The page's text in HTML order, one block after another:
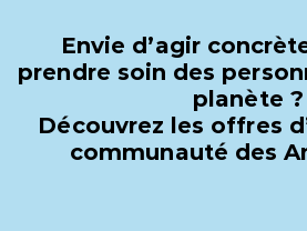
Envie d’agir
prendre soin des
planète ?
Découvrez les offres
communauté des